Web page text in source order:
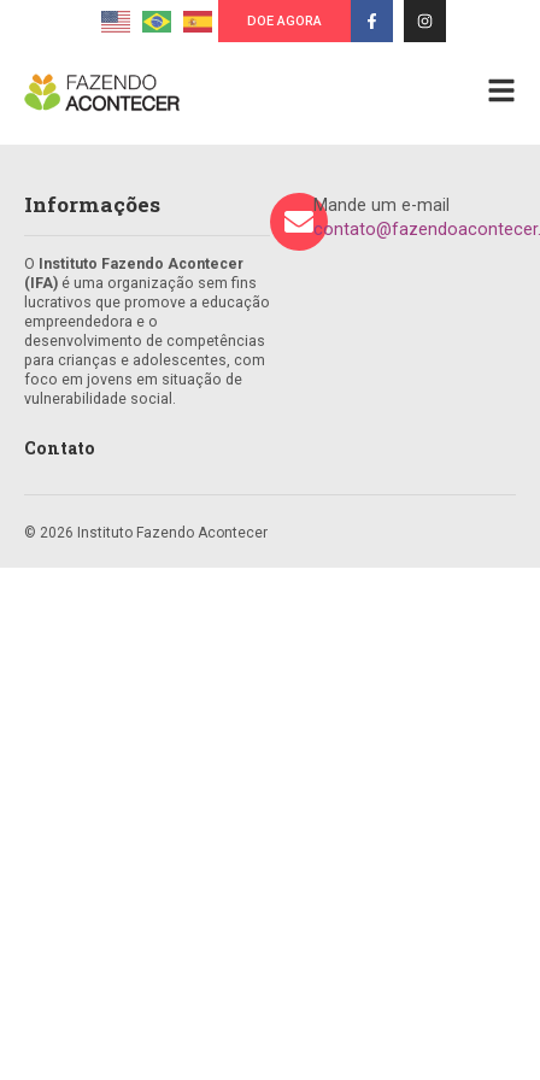
DOE AGORA
Informações
O Instituto Fazendo Acontecer
(IFA) é uma organização sem fins
lucrativos que promove a educação
empreendedora e o
desenvolvimento de competências
para crianças e adolescentes, com
foco em jovens em situação de
vulnerabilidade social.
Contato
Mande um e-mail
© 2026 Instituto Fazendo Acontecer